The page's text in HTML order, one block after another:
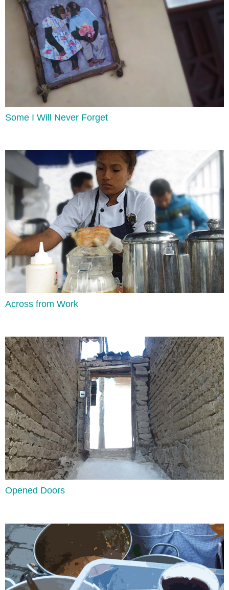
Lee aquí
Simple Present vs. Present Continuous
Lee aquí
Some I Will Never Forget
Prepositions of Place
Lee aquí
Across from Work
Zero Conditional
Lee aquí
Opened Doors